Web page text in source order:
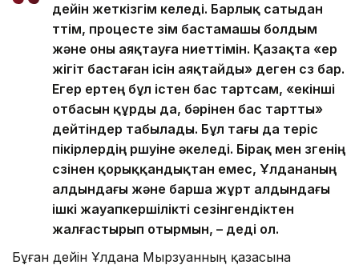
дейін жеткізгім келеді. Барлық сатыдан
өттім, процесте өзім бастамашы болдым
және оны аяқтауға ниеттімін. Қазақта «ер
жігіт бастаған ісін аяқтайды» деген сөз бар.
Егер ертең бұл істен бас тартсам, «екінші
отбасын құрды да, бәрінен бас тартты»
дейтіндер табылады. Бұл тағы да теріс
пікірлердің өршуіне әкеледі. Бірақ мен өзгенің
сөзінен қорыққандықтан емес, Ұлдананың
алдындағы және барша жұрт алдындағы
ішкі жауапкершілікті сезінгендіктен
жалғастырып отырмын, – деді ол.
Бұған дейін Ұлдана Мырзуанның қазасына